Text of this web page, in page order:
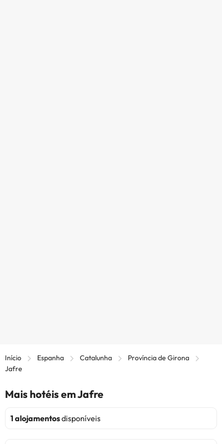
Início Espanha Catalunha
Província de Girona
Jafre
Mais hotéis em Jafre
1 alojamentosdisponíveis